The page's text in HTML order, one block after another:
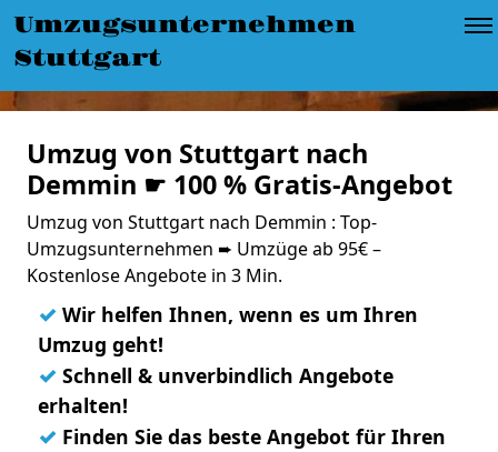
Umzugsunternehmen
Stuttgart
Umzug von Stuttgart nach
Demmin ☛ 100 % Gratis-Angebot
Umzug von Stuttgart nach Demmin : Top-
Umzugsunternehmen ➨ Umzüge ab 95€ –
Kostenlose Angebote in 3 Min.
✓ Wir helfen Ihnen, wenn es um Ihren
Umzug geht!
✓ Schnell & unverbindlich Angebote
erhalten!
✓ Finden Sie das beste Angebot für Ihren